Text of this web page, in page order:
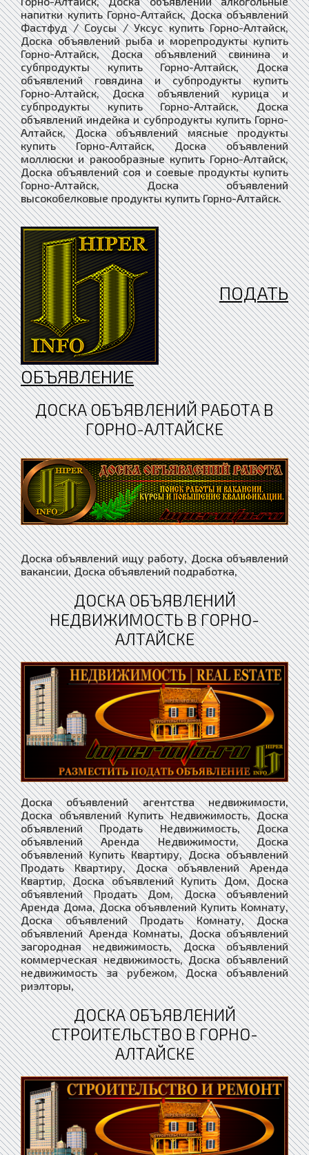
ПОДАТЬ
ОБЪЯВЛЕНИЕ
ДОСКА ОБЪЯВЛЕНИЙ РАБОТА В
ГОРНО-АЛТАЙСКЕ
Доска объявлений ищу работу, Доска объявлений
вакансии, Доска объявлений подработка,
ДОСКА ОБЪЯВЛЕНИЙ
НЕДВИЖИМОСТЬ В ГОРНО-
АЛТАЙСКЕ
Доска объявлений агентства недвижимости,
Доска объявлений Купить Недвижимость, Доска
объявлений Продать Недвижимость, Доска
объявлений Аренда Недвижимости, Доска
объявлений Купить Квартиру, Доска объявлений
Продать Квартиру, Доска объявлений Аренда
Квартир, Доска объявлений Купить Дом, Доска
объявлений Продать Дом, Доска объявлений
Аренда Дома, Доска объявлений Купить Комнату,
Доска объявлений Продать Комнату, Доска
объявлений Аренда Комнаты, Доска объявлений
загородная недвижимость, Доска объявлений
коммерческая недвижимость, Доска объявлений
недвижимость за рубежом, Доска объявлений
риэлторы,
ДОСКА ОБЪЯВЛЕНИЙ
СТРОИТЕЛЬСТВО В ГОРНО-
АЛТАЙСКЕ